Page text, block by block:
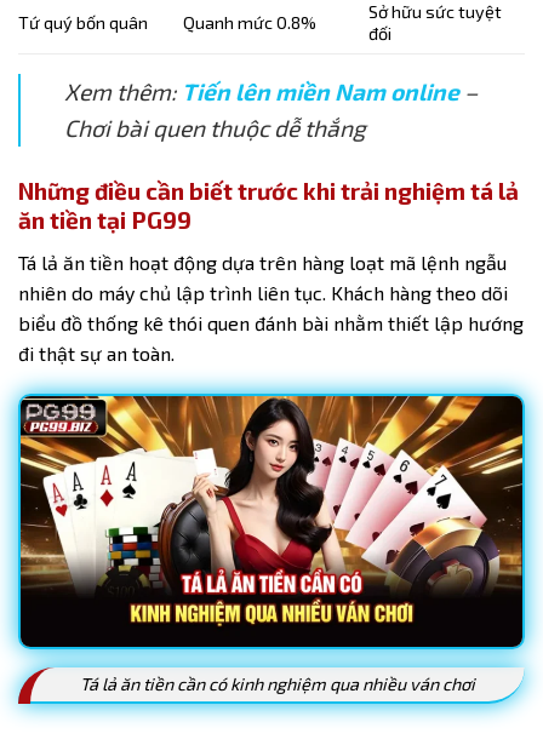
Tứ quý bốn quân Quanh mức 0.8%
Sở hữu sức tuyệt
đối
Xem thêm: Tiến lên miền Nam online–
Chơi bài quen thuộc dễ thắng
Những điều cần biết trước khi trải nghiệm tá lả
ăn tiền tại PG99
Tá lả ăn tiền hoạt động dựa trên hàng loạt mã lệnh ngẫu
nhiên do máy chủ lập trình liên tục. Khách hàng theo dõi
biểu đồ thống kê thói quen đánh bài nhằm thiết lập hướng
đi thật sự an toàn.
Tá lả ăn tiền cần có kinh nghiệm qua nhiều ván chơi